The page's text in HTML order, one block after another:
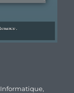
Informatique,